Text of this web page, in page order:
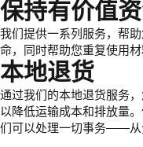
保持有价值
我们提供一系列服务，帮
命，同时帮助您重复使用材
本地退货
通过我们的本地退货服务
以降低运输成本和排放量
们可以处理一切事务——从